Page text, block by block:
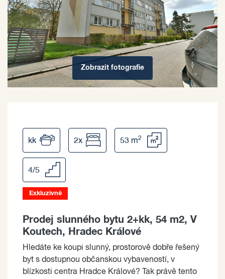
Zobrazit fotografie
kk 2x 53 m2
4/5
Exkluzivně
Prodej slunného bytu 2+kk, 54 m2, V
Koutech, Hradec Králové
Hledáte ke koupi slunný, prostorově dobře řešený
byt s dostupnou občanskou vybaveností, v
blízkosti centra Hradce Králové? Tak právě tento